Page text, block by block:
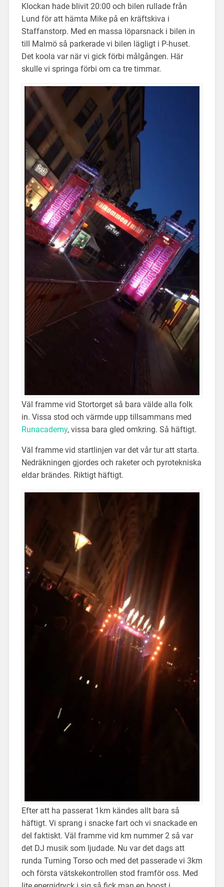
Klockan hade blivit 20:00 och bilen rullade från
Lund för att hämta Mike på en kräftskiva i
Staffanstorp. Med en massa löparsnack i bilen in
till Malmö så parkerade vi bilen lägligt i P-huset.
Det koola var när vi gick förbi målgången. Här
skulle vi springa förbi om ca tre timmar.
Väl framme vid Stortorget så bara välde alla folk
in. Vissa stod och värmde upp tillsammans med
Runacademy, vissa bara gled omkring. Så häftigt.
Väl framme vid startlinjen var det vår tur att starta.
Nedräkningen gjordes och raketer och pyrotekniska
eldar brändes. Riktigt häftigt.
Efter att ha passerat 1km kändes allt bara så
häftigt. Vi sprang i snacke fart och vi snackade en
del faktiskt. Väl framme vid km nummer 2 så var
det DJ musik som ljudade. Nu var det dags att
runda Turning Torso och med det passerade vi 3km
och första vätskekontrollen stod framför oss. Med